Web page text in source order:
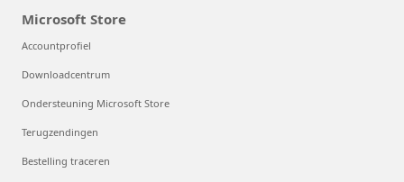
Microsoft Store
Accountprofiel
Downloadcentrum
Ondersteuning Microsoft Store
Terugzendingen
Bestelling traceren